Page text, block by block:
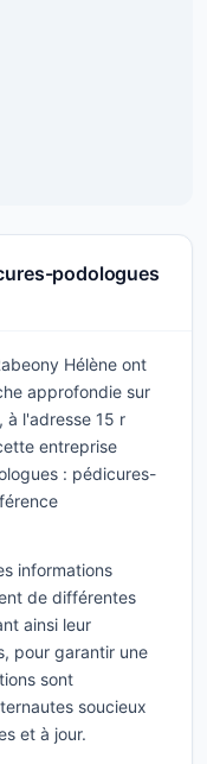
podologues
Hélène ont
approfondie sur
à l'adresse 15 r
entreprise
: pédicures-
informations
de différentes
ainsi leur
pour garantir une
sont
soucieux
et à jour.